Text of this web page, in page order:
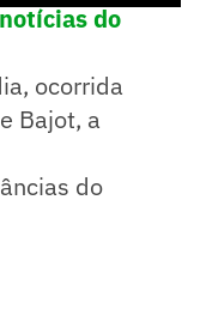
do
ocorrida
Bajot, a
do